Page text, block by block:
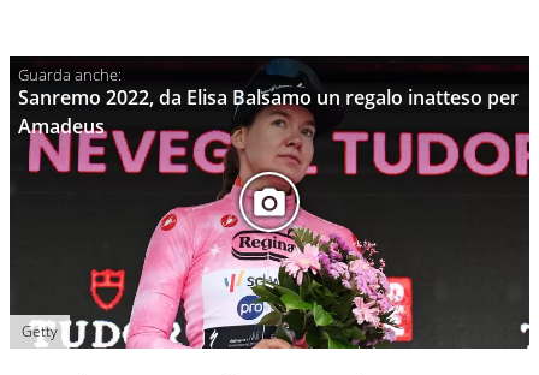
Sanremo 2022, da Elisa Balsamo un regalo inatteso per
Amadeus
Getty